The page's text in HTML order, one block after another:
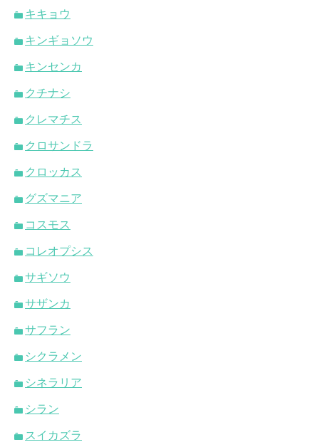
キキョウ
キンギョソウ
キンセンカ
クチナシ
クレマチス
クロサンドラ
クロッカス
グズマニア
コスモス
コレオプシス
サギソウ
サザンカ
サフラン
シクラメン
シネラリア
シラン
スイカズラ